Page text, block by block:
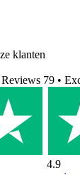
klanten
Reviews 79 •
4.9